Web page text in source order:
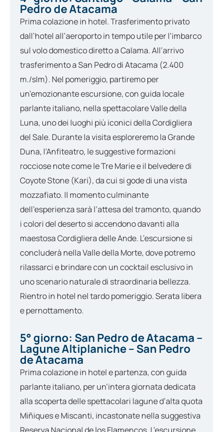
Pedro de Atacama
Prima colazione in hotel. Trasferimento privato
dall’hotel all’aeroporto in tempo utile per l’imbarco
sul volo domestico diretto a Calama. All’arrivo
trasferimento a San Pedro di Atacama (2.400
m./slm). Nel pomeriggio, partiremo per
un’emozionante escursione, con guida locale
parlante italiano, nella spettacolare Valle della
Luna, uno dei luoghi più iconici della Cordigliera
del Sale. Durante la visita esploreremo la Grande
Duna, l’Anfiteatro, le suggestive formazioni
rocciose note come le Tre Marie e il belvedere di
Coyote Stone (Kari), da cui si gode di una vista
mozzafiato. Il momento culminante
dell’esperienza sarà l’attesa del tramonto, quando
i colori del deserto si accendono davanti alla
maestosa Cordigliera delle Ande. L’escursione si
concluderà nella Valle della Morte, dove potremo
rilassarci e brindare con un cocktail esclusivo in
uno scenario naturale di straordinaria bellezza.
Rientro in hotel nel tardo pomeriggio. Serata libera
e pernottamento.
5° giorno: San Pedro de Atacama –
Lagune Altiplaniche – San Pedro
de Atacama
Prima colazione in hotel e partenza, con guida
parlante italiano, per un’intera giornata dedicata
alla scoperta delle spettacolari lagune d’alta quota
Miñiques e Miscanti, incastonate nella suggestiva